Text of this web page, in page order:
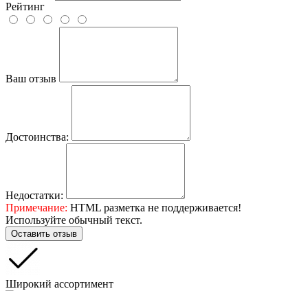
Рейтинг
Ваш отзыв
Достоинства:
Недостатки:
Примечание: HTML разметка не поддерживается!
Используйте обычный текст.
Оставить отзыв
Широкий ассортимент